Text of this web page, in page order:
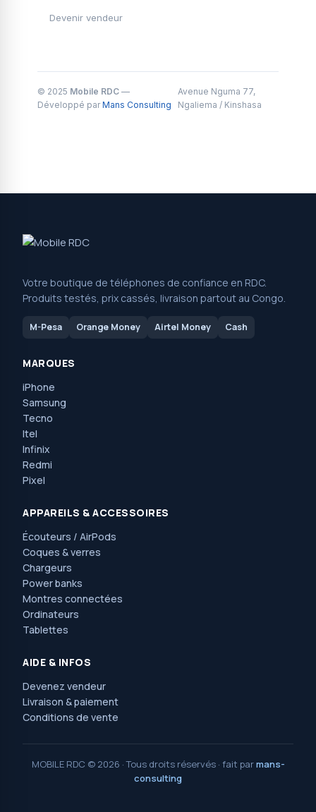
Devenir vendeur
© 2025 Mobile RDC —
Développé parMans Consulting
Avenue Nguma 77,
Ngaliema / Kinshasa
Votre boutique de téléphones de confiance en RDC.
Produits testés, prix cassés, livraison partout au Congo.
M-Pesa Orange Money Airtel Money Cash
MARQUES
iPhone
Samsung
Tecno
Itel
Infinix
Redmi
Pixel
APPAREILS & ACCESSOIRES
Écouteurs / AirPods
Coques & verres
Chargeurs
Power banks
Montres connectées
Ordinateurs
Tablettes
AIDE & INFOS
Devenez vendeur
Livraison & paiement
Conditions de vente
MOBILE RDC © 2026 · Tous droits réservés · fait parmans-
consulting